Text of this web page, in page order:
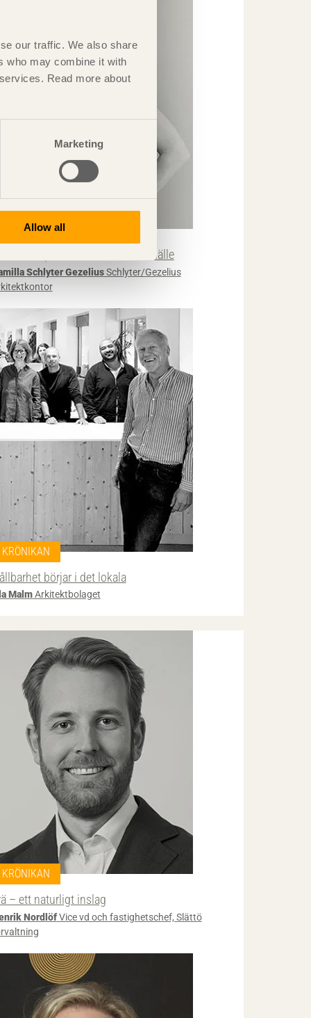
our traffic. We also share
who may combine it with
Read more about
Marketing
Allow all
KRÖNIKAN
plats i ett hållbart samhälle
Schlyter GezeliusSchlyter/Gezelius
KRÖNIKAN
börjar i det lokala
MalmArkitektbolaget
KRÖNIKAN
– ett naturligt inslag
NordlöfVice vd och fastighetschef, Slättö